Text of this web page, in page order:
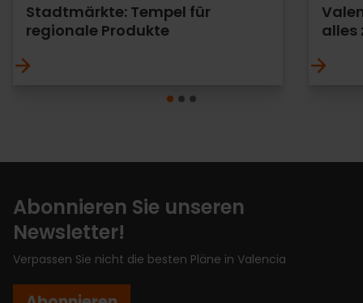
Stadtmärkte: Tempel für
regionale Produkte
alles
Abonnieren Sie unseren
Newsletter!
Verpassen Sie nicht die besten Pläne in Valencia